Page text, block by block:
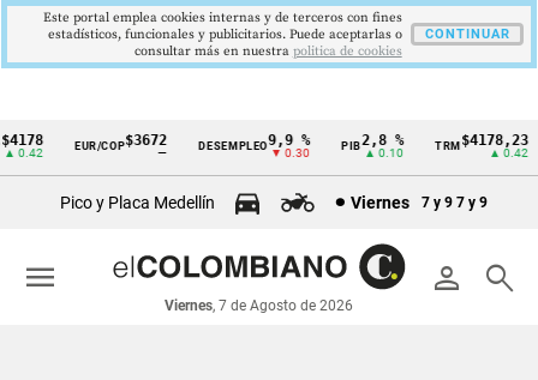
Cintillo
económicos
Colombia
EUR/COP$3672 DESEMPLEO 9,9 %
▼ 0.30
PIB2,8 %
▲ 0.10
TRM$4178,23
▲ 0.42
Pico y Placa Medellín Viernes 7 y 9 7 y 9
person search
Viernes, 7 de Agosto de 2026
menu
Este portal emplea cookies internas y de terceros con fines
estadísticos, funcionales y publicitarios. Puede aceptarlas o
consultar más en nuestra politica de cookies
CONTINUAR